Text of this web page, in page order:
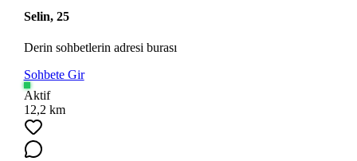
Selin, 25
Derin sohbetlerin adresi burası
Sohbete Gir
Aktif
12,2 km